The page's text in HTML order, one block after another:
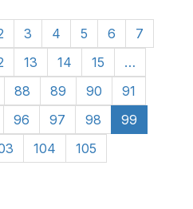
3 4 5 6
7
13 14 15
…
88 89 90
91
96 97 98
99
104
105